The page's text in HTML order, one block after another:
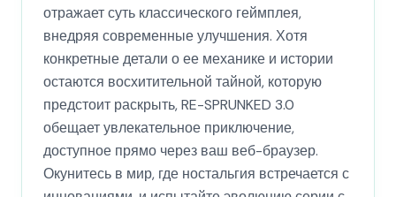
отражает суть классического геймплея,
внедряя современные улучшения. Хотя
конкретные детали о ее механике и истории
остаются восхитительной тайной, которую
предстоит раскрыть, RE-SPRUNKED 3.0
обещает увлекательное приключение,
доступное прямо через ваш веб-браузер.
Окунитесь в мир, где ностальгия встречается с